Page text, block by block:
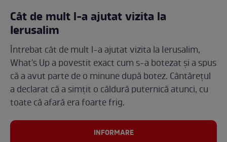
Cât de mult l-a ajutat vizita la
Ierusalim
Întrebat cât de mult l-a ajutat vizita la Ierusalim,
What's Up a povestit exact cum s-a botezat și a spus
că a avut parte de o minune după botez. Cântărețul
a declarat că a simțit o căldură puternică atunci, cu
toate că afară era foarte frig.
INFORMARE